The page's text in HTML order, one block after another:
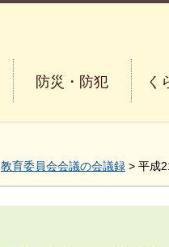
大阪府箕面市 Minoh City
防災・防犯 く
教育委員会会議の会議録 > 平成